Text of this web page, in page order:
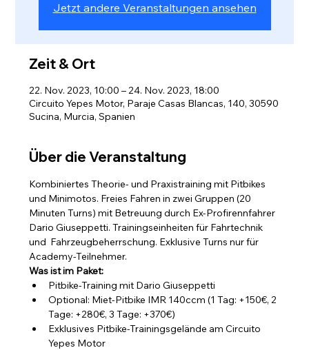
Jetzt andere Veranstaltungen ansehen
Zeit & Ort
22. Nov. 2023, 10:00 – 24. Nov. 2023, 18:00
Circuito Yepes Motor, Paraje Casas Blancas, 140, 30590
Sucina, Murcia, Spanien
Über die Veranstaltung
Kombiniertes Theorie- und Praxistraining mit Pitbikes
und Minimotos. Freies Fahren in zwei Gruppen (20
Minuten Turns) mit Betreuung durch Ex-Profirennfahrer
Dario Giuseppetti. Trainingseinheiten für Fahrtechnik
und  Fahrzeugbeherrschung. Exklusive Turns nur für
Academy-Teilnehmer.
Was ist im Paket:
Pitbike-Training mit Dario Giuseppetti
Optional: Miet-Pitbike IMR 140ccm (1 Tag: +150€, 2
Tage: +280€, 3 Tage: +370€)
Exklusives Pitbike-Trainingsgelände am Circuito
Yepes Motor